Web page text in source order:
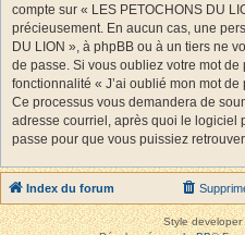
compte sur « LES PETOCHONS DU
précieusement. En aucun cas, une
DU LION », à phpBB ou à un tiers ne
de passe. Si vous oubliez votre mot
fonctionnalité « J’ai oublié mon mot
Ce processus vous demandera de
adresse courriel, après quoi le logiciel
passe pour que vous puissiez
Index du forum
Style